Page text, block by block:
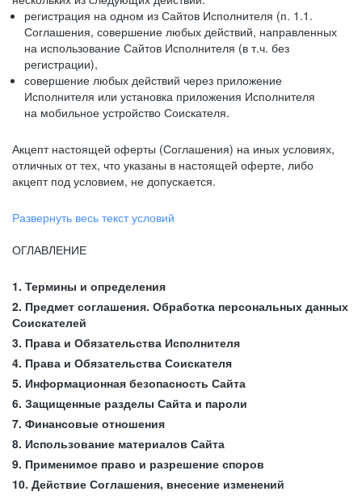
регистрация на одном из Сайтов Исполнителя (п. 1.1.
Соглашения, совершение любых действий, направленных
на использование Сайтов Исполнителя (в т.ч. без
регистрации),
совершение любых действий через приложение
Исполнителя или установка приложения Исполнителя
на мобильное устройство Соискателя.
Акцепт настоящей оферты (Соглашения) на иных условиях,
отличных от тех, что указаны в настоящей оферте, либо
акцепт под условием, не допускается.
Развернуть весь текст условий
ОГЛАВЛЕНИЕ
1. Термины и определения
2. Предмет соглашения. Обработка персональных данных
Соискателей
3. Права и Обязательства Исполнителя
4. Права и Обязательства Соискателя
5. Информационная безопасность Сайта
6. Защищенные разделы Сайта и пароли
7. Финансовые отношения
8. Использование материалов Сайта
9. Применимое право и разрешение споров
10. Действие Соглашения, внесение изменений